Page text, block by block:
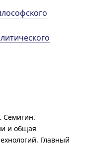
Семигин.
и общая
Главный